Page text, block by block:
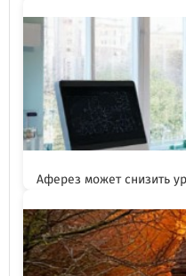
Аферез может снизить